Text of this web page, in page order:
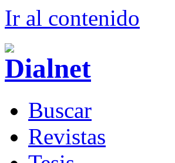
Ir al contenido
Buscar
Revistas